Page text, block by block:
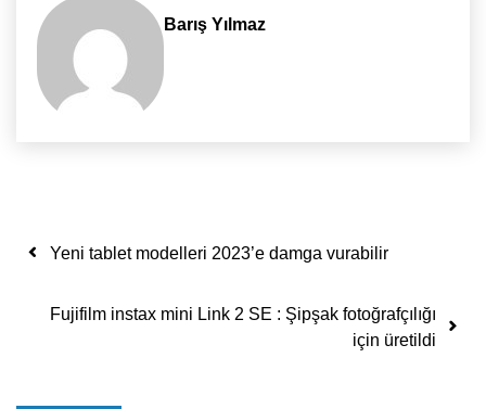
Barış Yılmaz
Yazı dolaşımı
Yeni tablet modelleri 2023’e damga vurabilir
Fujifilm instax mini Link 2 SE : Şipşak fotoğrafçılığı
için üretildi